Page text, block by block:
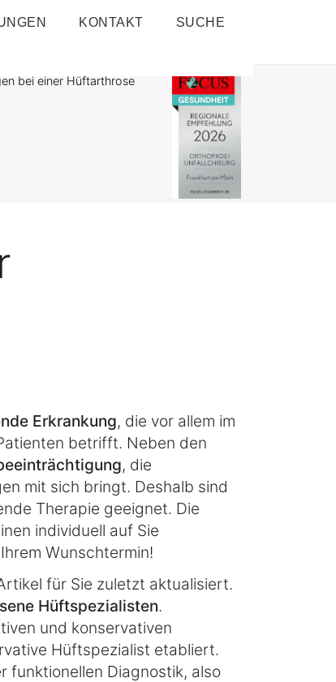
KONTAKT SUCHE
bei einer Hüftarthrose
Erkrankung, die vor allem im
betrifft. Neben den
, die
mit sich bringt. Deshalb sind
Therapie geeignet. Die
individuell auf Sie
Wunschtermin!
für Sie zuletzt aktualisiert.
Hüftspezialisten.
und konservativen
Hüftspezialist etabliert.
funktionellen Diagnostik, also